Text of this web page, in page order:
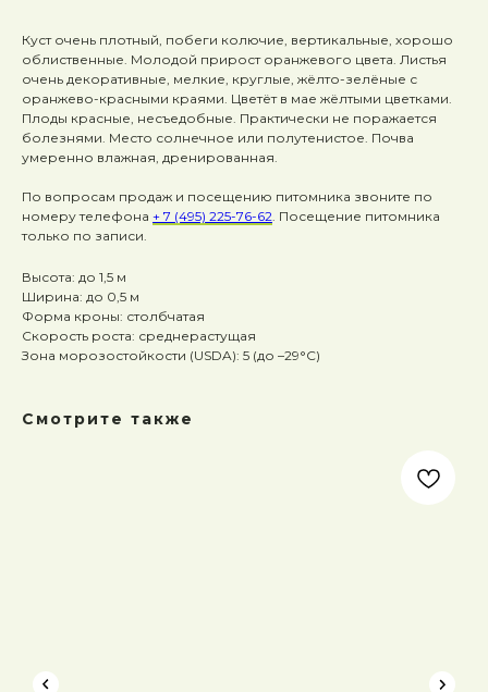
Куст очень плотный, побеги колючие, вертикальные, хорошо
облиственные. Молодой прирост оранжевого цвета. Листья
очень декоративные, мелкие, круглые, жёлто-зелёные с
оранжево-красными краями. Цветёт в мае жёлтыми цветками.
Плоды красные, несъедобные. Практически не поражается
болезнями. Место солнечное или полутенистое. Почва
умеренно влажная, дренированная.
По вопросам продаж и посещению питомника звоните по
номеру телефона + 7 (495) 225-76-62. Посещение питомника
только по записи.
Высота: до 1,5 м
Ширина: до 0,5 м
Форма кроны: столбчатая
Скорость роста: среднерастущая
Зона морозостойкости (USDA): 5 (до –29°C)
Смотрите также